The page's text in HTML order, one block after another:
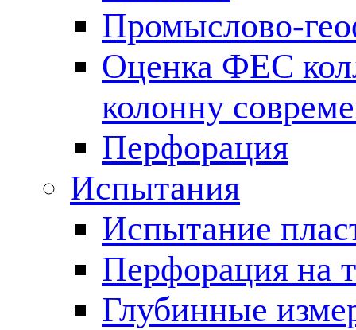
Промыслово-
Оценка ФЕС
колонну
Перфорация
Испытания
Испытание
Перфорация на
Глубинные